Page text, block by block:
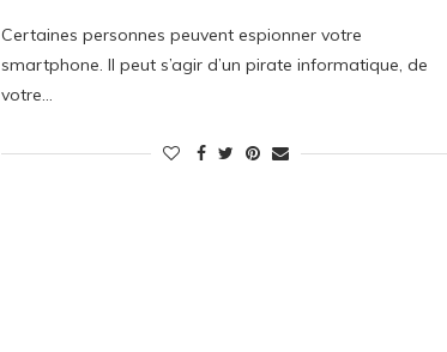
Certaines personnes peuvent espionner votre
smartphone. Il peut s’agir d’un pirate informatique, de
votre…